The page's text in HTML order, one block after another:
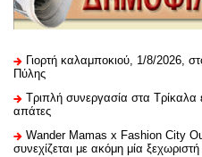
Γιορτή καλαμποκιού, 1/8/2026,
Πύλης
Τριπλή συνεργασία στα Τρίκαλα
απάτες
Wander Mamas x Fashion City
συνεχίζεται με ακόμη μία